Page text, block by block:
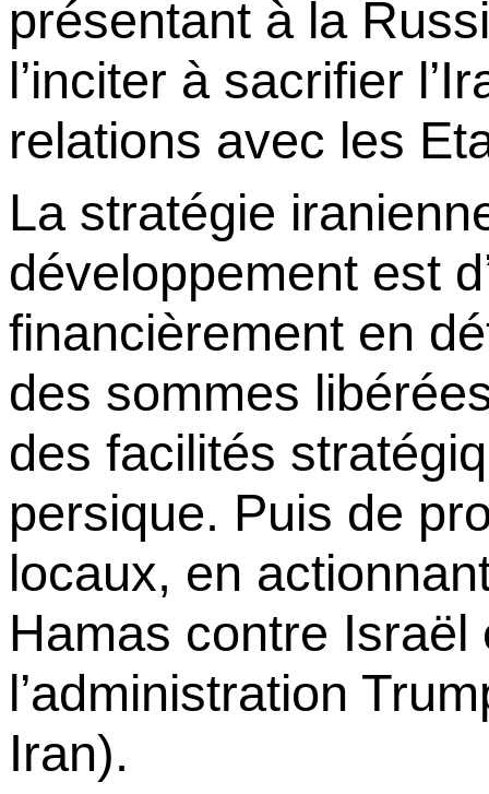
présentant à la
l’inciter à sacrifier
relations avec les
La stratégie
développement est
financièrement en
des sommes
des facilités
persique. Puis de
locaux, en
Hamas contre Israël
l’administration
Iran).